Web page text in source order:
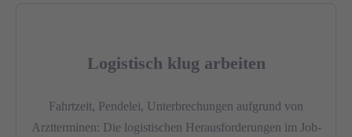
Logistisch klug arbeiten
Fahrtzeit, Pendelei, Unterbrechungen aufgrund von
Arztterminen: Die logistischen Herausforderungen im Job-